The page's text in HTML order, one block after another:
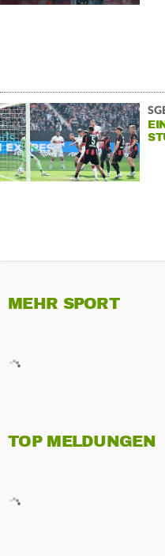
MEHR SPORT
TOP MELDUNGEN